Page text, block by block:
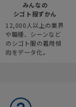
みんなの
シゴト服ずかん
12,000人以上の業界
や職種、シーンなど
のシゴト服の着用傾
向をデータ化。